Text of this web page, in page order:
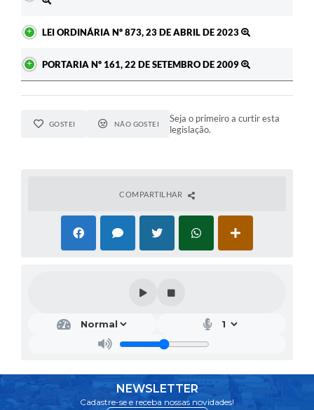
LEI ORDINÁRIA Nº 873, 23 DE ABRIL DE 2023
PORTARIA Nº 161, 22 DE SETEMBRO DE 2009
GOSTEI NÃO GOSTEI
Seja o primeiro a curtir esta
legislação.
COMPARTILHAR
NEWSLETTER
Cadastre-se e receba nossas novidades!